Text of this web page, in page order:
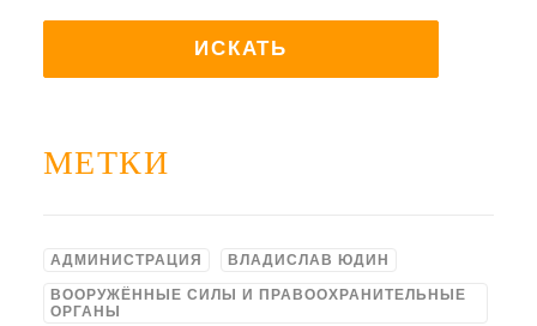
МЕТКИ
АДМИНИСТРАЦИЯ ВЛАДИСЛАВ ЮДИН
ВООРУЖЁННЫЕ СИЛЫ И ПРАВООХРАНИТЕЛЬНЫЕ
ОРГАНЫ